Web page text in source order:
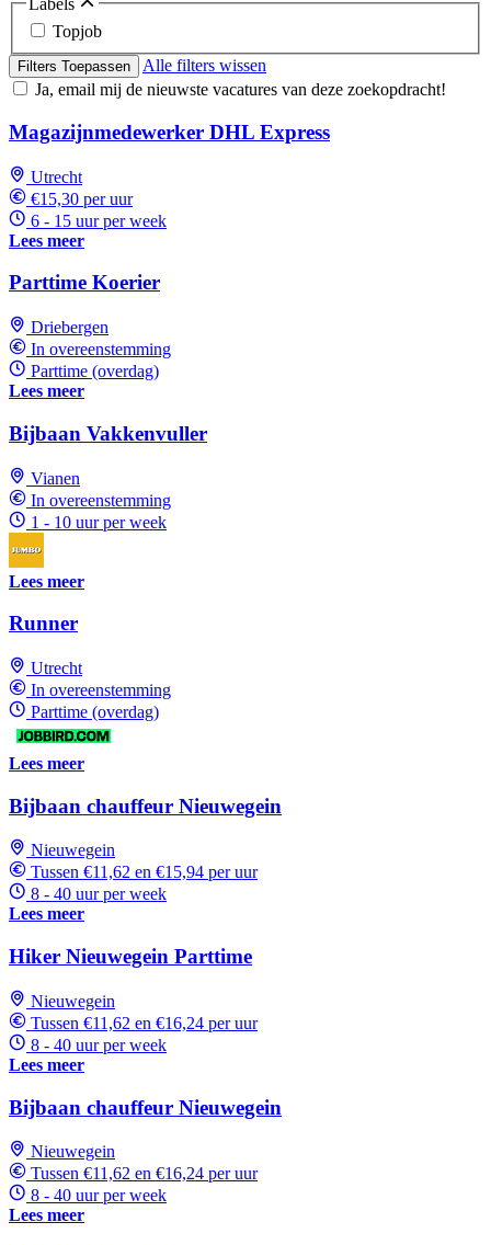
Topjob
Filters Toepassen
Alle filters wissen
Ja, email mij de nieuwste vacatures van deze zoekopdracht!
Magazijnmedewerker DHL Express
Utrecht
€15,30 per uur
6 - 15 uur per week
Lees meer
Parttime Koerier
Driebergen
In overeenstemming
Parttime (overdag)
Lees meer
Bijbaan Vakkenvuller
Vianen
In overeenstemming
1 - 10 uur per week
Lees meer
Runner
Utrecht
In overeenstemming
Parttime (overdag)
Lees meer
Bijbaan chauffeur Nieuwegein
Nieuwegein
Tussen €11,62 en €15,94 per uur
8 - 40 uur per week
Lees meer
Hiker Nieuwegein Parttime
Nieuwegein
Tussen €11,62 en €16,24 per uur
8 - 40 uur per week
Lees meer
Bijbaan chauffeur Nieuwegein
Nieuwegein
Tussen €11,62 en €16,24 per uur
8 - 40 uur per week
Lees meer